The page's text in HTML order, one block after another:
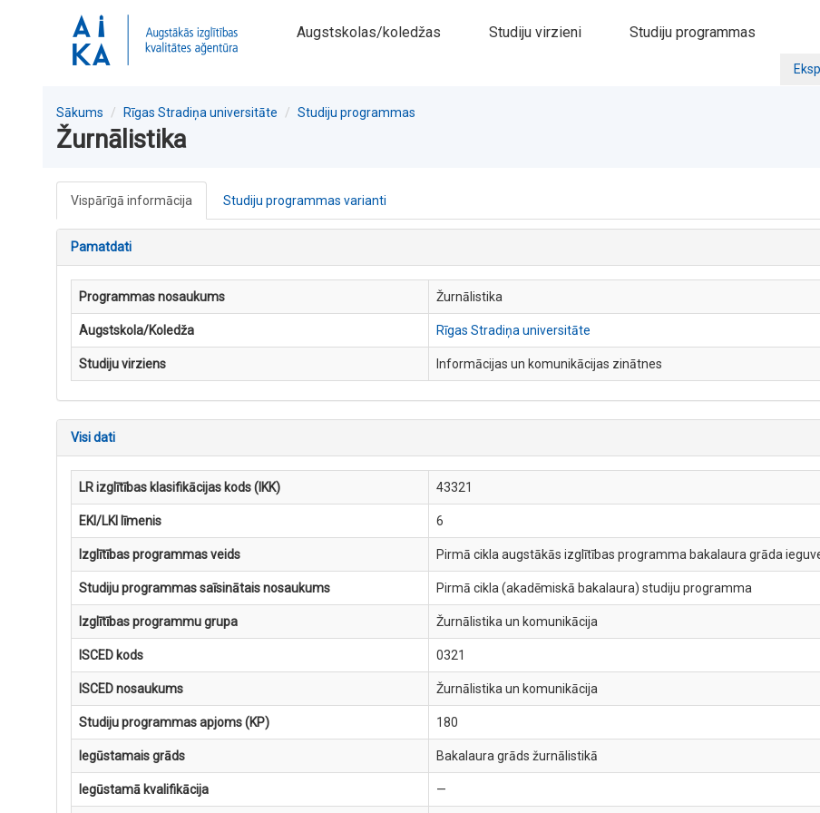
Augstskolas/koledžas Studiju virzieni Studiju programmas
Sākums Rīgas Stradiņa universitāte Studiju programmas
Žurnālistika
Vispārīgā informācija Studiju programmas varianti
Pamatdati
Programmas nosaukums Žurnālistika
Augstskola/Koledža Rīgas Stradiņa universitāte
Studiju virziens Informācijas un komunikācijas zinātnes
Visi dati
LR izglītības klasifikācijas kods (IKK) 43321
EKI/LKI līmenis 6
Izglītības programmas veids Pirmā cikla augstākās izglītības programma bakalaura grāda
Studiju programmas saīsinātais nosaukums Pirmā cikla (akadēmiskā bakalaura) studiju programma
Izglītības programmu grupa Žurnālistika un komunikācija
ISCED kods 0321
ISCED nosaukums Žurnālistika un komunikācija
Studiju programmas apjoms (KP) 180
Iegūstamais grāds Bakalaura grāds žurnālistikā
Iegūstamā kvalifikācija —